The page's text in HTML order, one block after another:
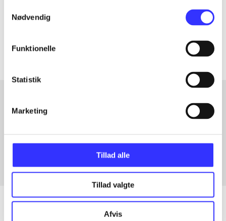
Nødvendig
Funktionelle
Statistik
Marketing
Tillad alle
Tillad valgte
Afvis
Artikler med samme emner